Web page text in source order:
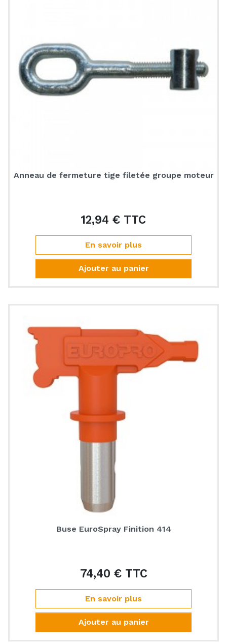
Anneau de fermeture tige filetée groupe moteur
12,94 € TTC
En savoir plus
Ajouter au panier
Buse EuroSpray Finition 414
74,40 € TTCPrix
En savoir plus
Ajouter au panier